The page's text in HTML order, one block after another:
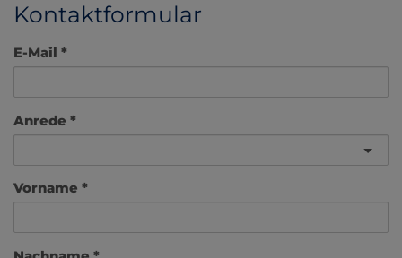
Kontaktformular
E-Mail
Anrede
Vorname